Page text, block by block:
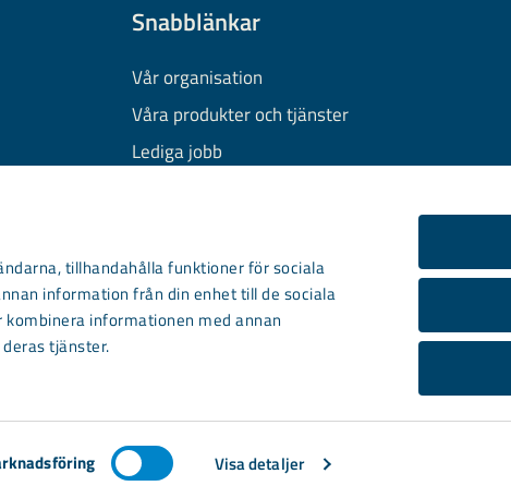
tillhandahålla funktioner för sociala
information från din enhet till de sociala
informationen med annan
tjänster.
Visa detaljer
Snabblänkar
Vår organisation
Våra produkter och tjänster
Lediga jobb
Information om cookies
Kontakta oss